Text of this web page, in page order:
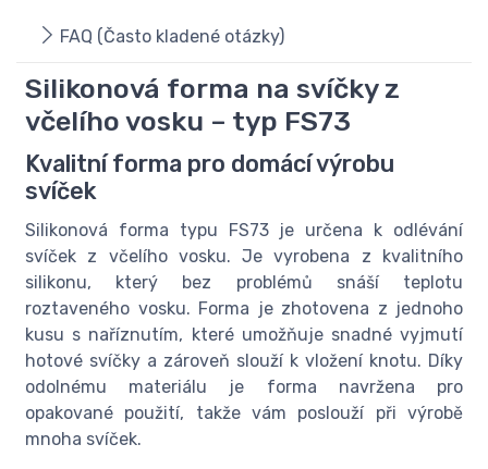
FAQ (Často kladené otázky)
Silikonová forma na svíčky z
včelího vosku – typ FS73
Kvalitní forma pro domácí výrobu
svíček
Silikonová forma typu FS73 je určena k odlévání
svíček z včelího vosku. Je vyrobena z kvalitního
silikonu, který bez problémů snáší teplotu
roztaveného vosku. Forma je zhotovena z jednoho
kusu s naříznutím, které umožňuje snadné vyjmutí
hotové svíčky a zároveň slouží k vložení knotu. Díky
odolnému materiálu je forma navržena pro
opakované použití, takže vám poslouží při výrobě
mnoha svíček.